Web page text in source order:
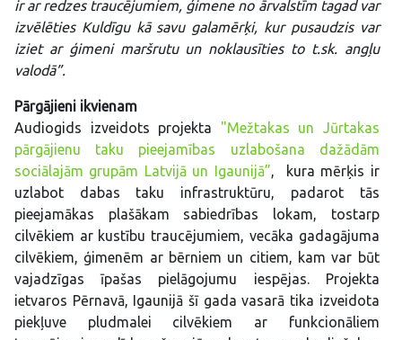
ir ar redzes traucējumiem, ģimene no ārvalstīm tagad var
izvēlēties Kuldīgu kā savu galamērķi, kur pusaudzis var
iziet ar ģimeni maršrutu un noklausīties to t.sk. angļu
valodā”.
Pārgājieni ikvienam
Audiogids izveidots projekta "Mežtakas un Jūrtakas
pārgājienu taku pieejamības uzlabošana dažādām
sociālajām grupām Latvijā un Igaunijā”, kura mērķis ir
uzlabot dabas taku infrastruktūru, padarot tās
pieejamākas plašākam sabiedrības lokam, tostarp
cilvēkiem ar kustību traucējumiem, vecāka gadagājuma
cilvēkiem, ģimenēm ar bērniem un citiem, kam var būt
vajadzīgas īpašas pielāgojumu iespējas. Projekta
ietvaros Pērnavā, Igaunijā šī gada vasarā tika izveidota
piekļuve pludmalei cilvēkiem ar funkcionāliem